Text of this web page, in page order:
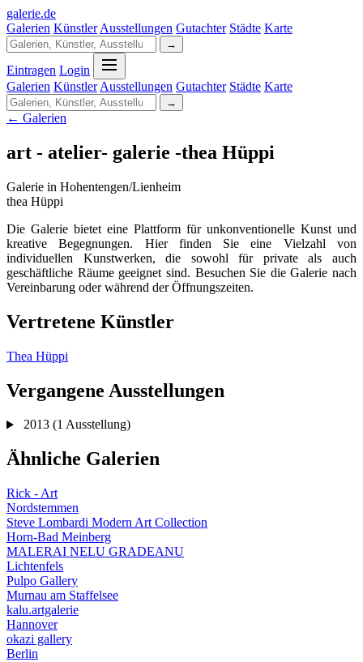
galerie.de
Galerien Künstler Ausstellungen Gutachter Städte Karte
→
Eintragen Login
Galerien Künstler Ausstellungen Gutachter Städte Karte
→
← Galerien
art - atelier- galerie -thea Hüppi
Galerie in Hohentengen/Lienheim
thea Hüppi
Die Galerie bietet eine Plattform für unkonventionelle Kunst und
kreative Begegnungen. Hier finden Sie eine Vielzahl von
individuellen Kunstwerken, die sowohl für private als auch
geschäftliche Räume geeignet sind. Besuchen Sie die Galerie nach
Vereinbarung oder während der Öffnungszeiten.
Vertretene Künstler
Thea Hüppi
Vergangene Ausstellungen
2013 (1 Ausstellung)
Ähnliche Galerien
Rick - Art
Nordstemmen
Steve Lombardi Modern Art Collection
Horn-Bad Meinberg
MALERAI NELU GRADEANU
Lichtenfels
Pulpo Gallery
Murnau am Staffelsee
kalu.artgalerie
Hannover
okazi gallery
Berlin